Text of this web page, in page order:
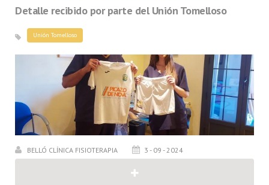
Detalle recibido por parte del Unión Tomelloso
Unión Tomelloso
BELLÓ CLÍNICA FISIOTERAPIA 3 - 09 - 2024